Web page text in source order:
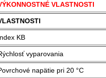
VLASTNOSTI
KB
vyparovania
napätie pri 20 °C